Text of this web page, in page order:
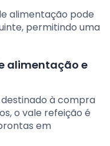
alimentação pode
permitindo uma
alimentação e
à compra
o vale refeição é
em